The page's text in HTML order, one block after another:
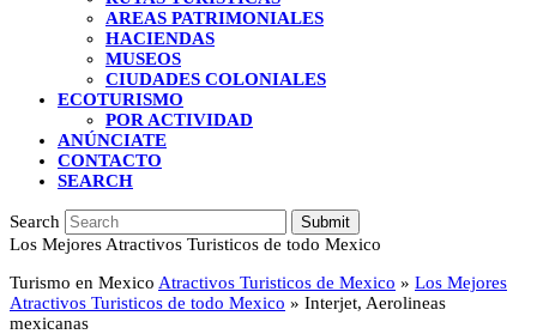
AREAS PATRIMONIALES
HACIENDAS
MUSEOS
CIUDADES COLONIALES
ECOTURISMO
POR ACTIVIDAD
ANÚNCIATE
CONTACTO
SEARCH
Search Submit
Los Mejores Atractivos Turisticos de todo Mexico
Turismo en Mexico Atractivos Turisticos de Mexico » Los Mejores
Atractivos Turisticos de todo Mexico » Interjet, Aerolineas
mexicanas